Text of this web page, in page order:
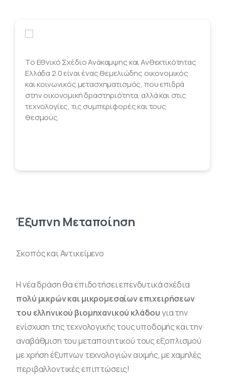
Το Εθνικό Σχέδιο Ανάκαμψης και Ανθεκτικότητας
Ελλάδα 2.0 είναι ένας θεμελιώδης οικονομικός
και κοινωνικός μετασχηματισμός, που επιδρά
στην οικονομική δραστηριότητα, αλλά και στις
τεχνολογίες, τις συμπεριφορές και τους
θεσμούς.
Έξυπνη Μεταποίηση
Σκοπός και Αντικείμενο
H νέα δράση θα επιδοτήσει επενδυτικά σχέδια
πολύ μικρών και μικρομεσαίων επιχειρήσεων
του ελληνικού βιομηχανικού κλάδουγια την
ενίσχυση της τεχνολογικής τους υποδομής και την
αναβάθμιση του μεταποιητικού τους εξοπλισμού
με χρήση έξυπνων τεχνολογιών αιχμής, με χαμηλές
περιβαλλοντικές επιπτώσεις!